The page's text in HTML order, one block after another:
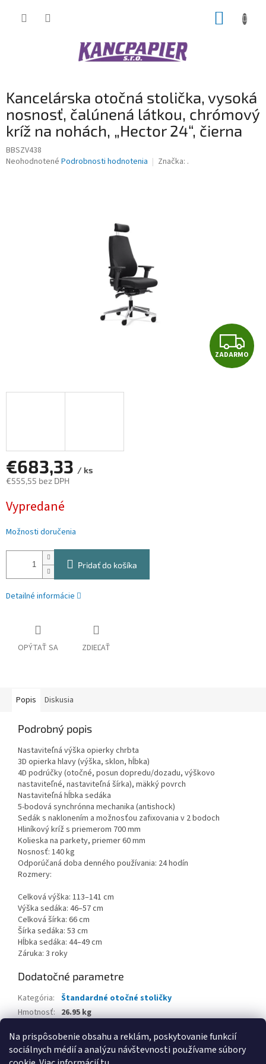
Na prispôsobenie obsahu a reklám, poskytovanie funkcií
sociálnych médií a analýzu návštevnosti používame súbory
Kancelárska otočná stolička, vysoká
nosnosť, čalúnená látkou, chrómový
kríž na nohách, „Hector 24“, čierna
BBSZV438
Priemerné
Neohodnotené Podrobnosti hodnotenia Značka: .
Z
A
ZADARMO
€683,33 / ks
€555,55 bez DPH
cena:
Vypredané
Možnosti doručenia
Pridať do košíka
Detailné informácie
OPÝTAŤ SA ZDIEĽAŤ
Popis Diskusia
Podrobný popis
Nastaviteľná výška opierky chrbta
3D opierka hlavy (výška, sklon, hĺbka)
4D podrúčky (otočné, posun dopredu/dozadu, výškovo
nastaviteľné, nastaviteľná šírka), mäkký povrch
Nastaviteľná hĺbka sedáka
5-bodová synchrónna mechanika (antishock)
Sedák s naklonením a možnosťou zafixovania v 2 bodoch
Hliníkový kríž s priemerom 700 mm
Kolieska na parkety, priemer 60 mm
Nosnosť: 140 kg
Odporúčaná doba denného používania: 24 hodín
Rozmery:
Celková výška: 113–141 cm
Výška sedáka: 46–57 cm
Celková šírka: 66 cm
Šírka sedáka: 53 cm
Hĺbka sedáka: 44–49 cm
Záruka: 3 roky
Dodatočné parametre
Kategória: Štandardné otočné stoličky
Hmotnosť: 26.95 kg